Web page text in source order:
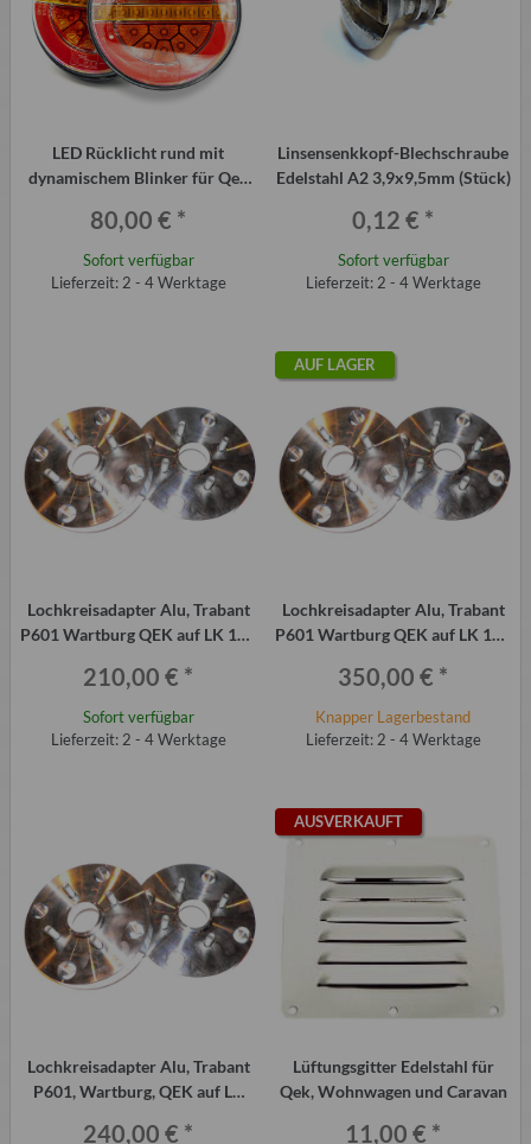
LED Rücklicht rund mit
dynamischem Blinker für Qek
80,00 € *
Sofort verfügbar
Lieferzeit: 2 - 4 Werktage
Linsensenkkopf-Blechschraube
Edelstahl A2 3,9x9,5mm (Stück)
0,12 € *
Sofort verfügbar
Lieferzeit: 2 - 4 Werktage
Lochkreisadapter Alu, Trabant
P601 Wartburg QEK auf LK 100
210,00 € *
Sofort verfügbar
Lieferzeit: 2 - 4 Werktage
AUF LAGER
Lochkreisadapter Alu, Trabant
P601 Wartburg QEK auf LK 100
350,00 € *
Knapper Lagerbestand
Lieferzeit: 2 - 4 Werktage
Lochkreisadapter Alu, Trabant
P601, Wartburg, QEK auf LK
240,00 € *
AUSVERKAUFT
Lüftungsgitter Edelstahl für
Qek, Wohnwagen und Caravan
11,00 € *